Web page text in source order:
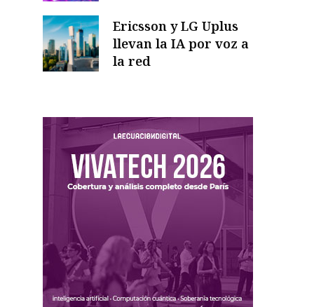
Ericsson y LG Uplus
llevan la IA por voz a
la red